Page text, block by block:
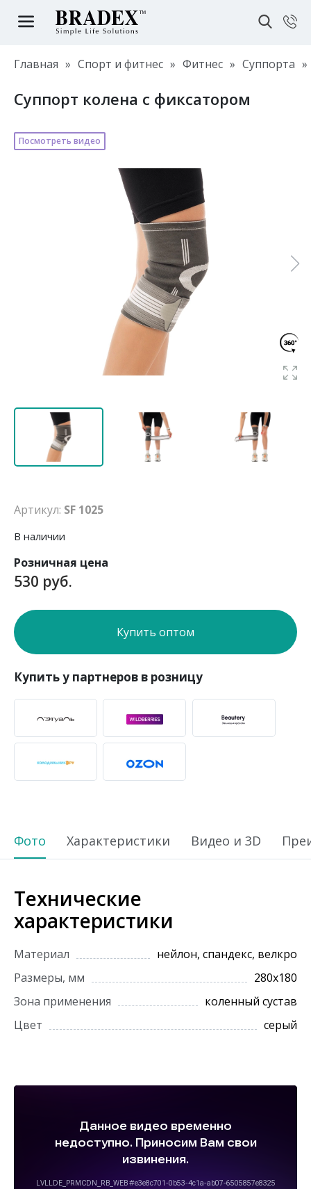
Главная » Спорт и фитнес » Фитнес » Суппорта »
Суппорт колена с фиксатором
Посмотреть видео
Артикул: SF 1025
В наличии
Розничная цена
530 руб.
Купить оптом
Купить у партнеров в розницу
Фото Характеристики Видео и 3D
Технические
характеристики
Материал
нейлон, спандекс, велкро
Размеры, мм
280х180
Зона применения
коленный сустав
Цвет
серый